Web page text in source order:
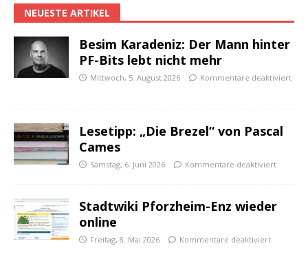
NEUESTE ARTIKEL
Besim Karadeniz: Der Mann hinter
PF-Bits lebt nicht mehr
Mittwoch, 5. August 2026 Kommentare deaktiviert
Lesetipp: „Die Brezel“ von Pascal
Cames
Samstag, 6. Juni 2026 Kommentare deaktiviert
Stadtwiki Pforzheim-Enz wieder
online
Freitag, 8. Mai 2026 Kommentare deaktiviert